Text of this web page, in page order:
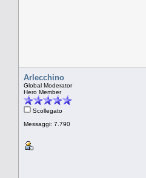
Arlecchino
Global Moderator
Hero Member
Scollegato
Messaggi: 7.790